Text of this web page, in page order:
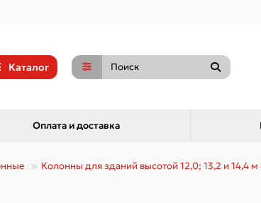
Каталог
Оплата и доставка
Колонны для зданий высотой 12,0; 13,2 и 14,4 м